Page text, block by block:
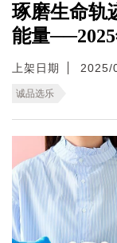
琢磨生命轨
能量
上架日期 2025/
诚品选乐